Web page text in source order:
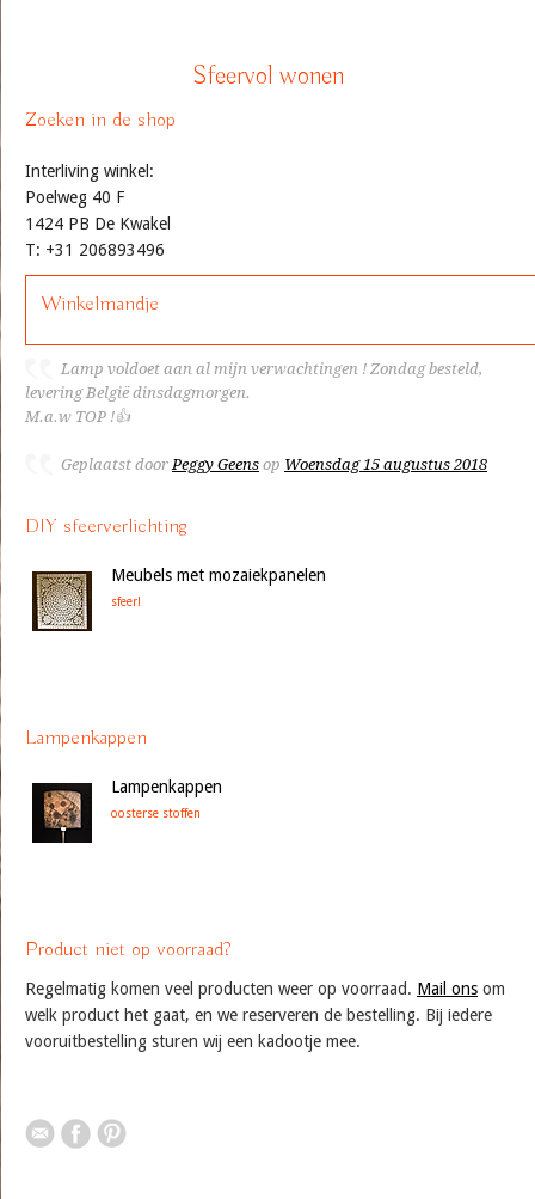
Sfeervol wonen
Zoeken in de shop
Interliving winkel:
Poelweg 40 F
1424 PB De Kwakel
T: +31 206893496
Winkelmandje
Lamp voldoet aan al mijn verwachtingen ! Zondag besteld,
levering België dinsdagmorgen.
M.a.w TOP !👍
Geplaatst doorPeggy Geens op Woensdag 15 augustus 2018
DIY sfeerverlichting
Meubels met mozaiekpanelen
sfeer!
Lampenkappen
Lampenkappen
oosterse stoffen
Product niet op voorraad?
Regelmatig komen veel producten weer op voorraad. Mail ons om
welk product het gaat, en we reserveren de bestelling. Bij iedere
vooruitbestelling sturen wij een kadootje mee.